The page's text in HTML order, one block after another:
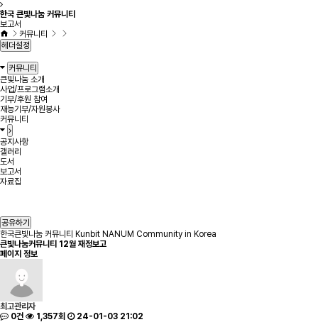
한국 큰빛나눔 커뮤니티
보고서
커뮤니티
헤더설정
커뮤니티
큰빛나눔 소개
사업/프로그램소개
기부/후원 참여
재능기부/자원봉사
커뮤니티
공지사항
갤러리
도서
보고서
자료집
공유하기
한국큰빛나눔 커뮤니티 Kunbit NANUM Community in Korea
큰빛나눔커뮤니티 12월 재정보고
페이지 정보
최고관리자
0건
1,357회 24-01-03 21:02